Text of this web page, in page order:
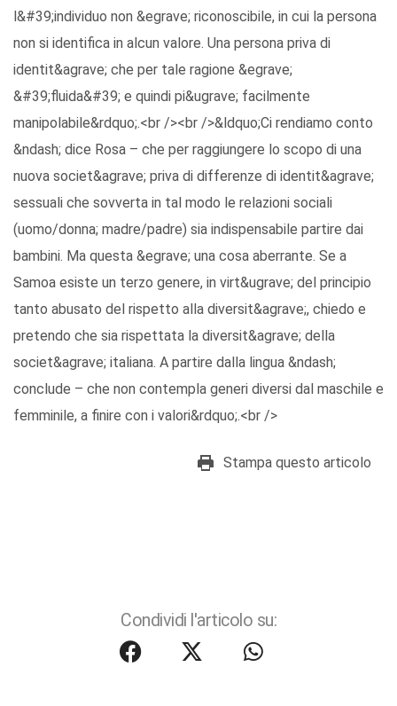
l&#39;individuo non &egrave; riconoscibile, in cui la persona
non si identifica in alcun valore. Una persona priva di
identit&agrave; che per tale ragione &egrave;
&#39;fluida&#39; e quindi pi&ugrave; facilmente
manipolabile&rdquo;.<br /><br />&ldquo;Ci rendiamo conto
&ndash; dice Rosa – che per raggiungere lo scopo di una
nuova societ&agrave; priva di differenze di identit&agrave;
sessuali che sovverta in tal modo le relazioni sociali
(uomo/donna; madre/padre) sia indispensabile partire dai
bambini. Ma questa &egrave; una cosa aberrante. Se a
Samoa esiste un terzo genere, in virt&ugrave; del principio
tanto abusato del rispetto alla diversit&agrave;, chiedo e
pretendo che sia rispettata la diversit&agrave; della
societ&agrave; italiana. A partire dalla lingua &ndash;
conclude – che non contempla generi diversi dal maschile e
femminile, a finire con i valori&rdquo;.<br />
Stampa questo articolo
Condividi l'articolo su: